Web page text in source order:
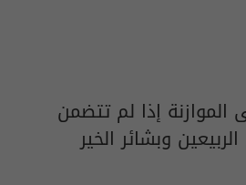
إذا لم تتضمن
وبشائر الخير